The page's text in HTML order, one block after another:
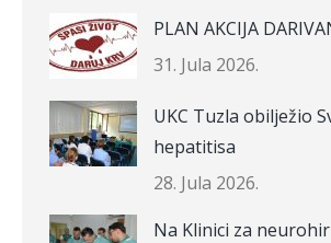
PLAN AKCIJA
31. Jula 2026.
UKC Tuzla obilježio
hepatitisa
28. Jula 2026.
Na Klinici za